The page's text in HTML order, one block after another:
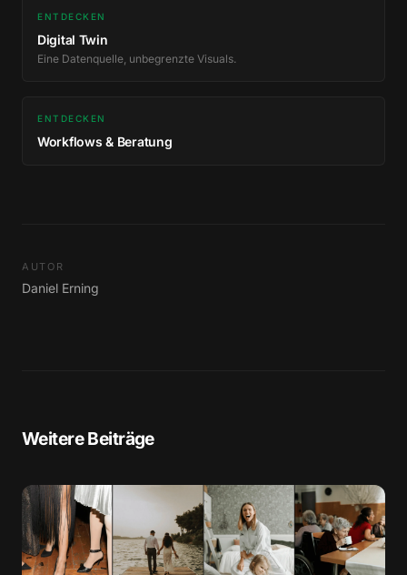
ENTDECKEN
Digital Twin
Eine Datenquelle, unbegrenzte Visuals.
ENTDECKEN
Workflows & Beratung
AUTOR
Daniel Erning
Weitere Beiträge